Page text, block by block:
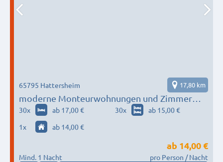
moderne Monteurwohnungen und Zimmer
rund Hattersheim / Frankfurt
65795 Hattersheim 17,80 km
30x ab 17,00 € 30x
ab 15,00 €
1x ab 14,00 €
Mind. 1 Nacht
ab 14,00 €
pro Person / Nacht